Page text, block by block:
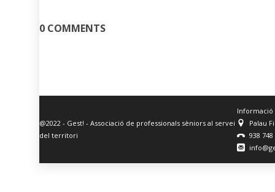
0 COMMENTS
@2022 - Gest! - Associació de professionals sèniors al servei
del territori
Informació
Palau
938 748